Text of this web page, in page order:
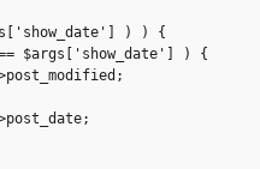
) ) {
$args['show_date'] ) {